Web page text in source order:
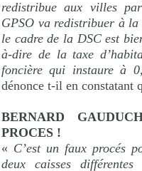
redistribue aux villes
GPSO va redistribuer à la
le cadre de la DSC est
à-dire de la taxe
foncière qui instaure à
dénonce t-il en constatant
BERNARD
PROCES !
« C’est un faux procés
deux caisses